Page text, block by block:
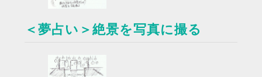
＜夢占い＞絶景を写真に撮る